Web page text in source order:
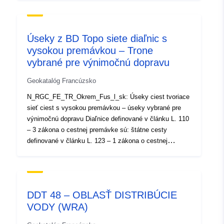
realen Fahrbedingungen durchgeführt. Messdaten von
zeigen, dass gegenüber konventionellen Pkw deutlich
höhere Verbrauchswerte und somit höhere CO2 –
Emissionen auftreten. Bei den Luftschadstoffen sind vor
relevant. Diese NOx-Emissionen – und hierbei speziell
der NO2 - Anteil – liegen bei höheren Geschwindigkeiten
im Autobahnverkehr auf bzw. über dem Niveau moderner
EURO 5 Sattelzugfahrzeuge.
Úseky z BD Topo siete diaľnic s
vysokou premávkou – Trone
vybrané pre výnimočnú dopravu
Geokatalóg Francúzsko
N_RGC_FE_TR_Okrem_Fus_l_sk: Úseky ciest tvoriace
sieť ciest s vysokou premávkou – úseky vybrané pre
výnimočnú dopravu Diaľnice definované v článku L. 110
– 3 zákona o cestnej premávke sú: štátne cesty
definované v článku L. 123 – 1 zákona o cestnej
dekrétu ramenné popruhy spájajúce buď dva úseky
vysokou premávkou a jednou diaľnicou. „Bretelle“ je
trasa spájajúca dve cesty, ktoré prechádzajú na rôznych
DDT 48 – OBLASŤ DISTRIBÚCIE
VODY (WRA)